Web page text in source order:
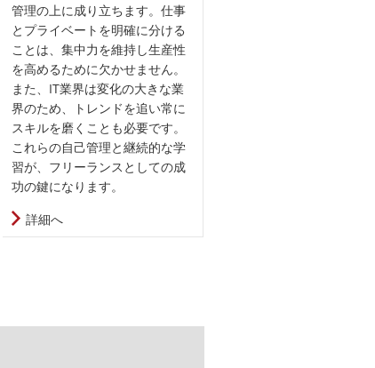
管理の上に成り立ちます。仕事
とプライベートを明確に分ける
ことは、集中力を維持し生産性
を高めるために欠かせません。
また、IT業界は変化の大きな業
界のため、トレンドを追い常に
スキルを磨くことも必要です。
これらの自己管理と継続的な学
習が、フリーランスとしての成
功の鍵になります。
詳細へ